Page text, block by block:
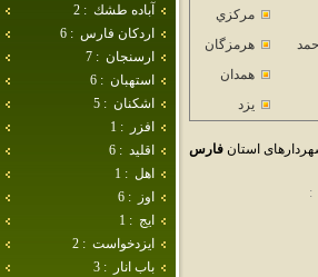
آباده طشك :
2
اردكان فارس :
6
ارسنجان :
7
استهبان :
6
اشكنان :
5
افزر
:
1
اقليد :
6
اهل :
1
اوز
:
6
ايج :
1
ايزدخواست :
2
باب انار
:
3
مركزي
هرمزگان
همدان
يزد
استانفارس
: